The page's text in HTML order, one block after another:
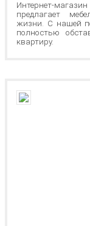
Интернет-
предлагает
жизни. С нашей
полностью
квартиру.